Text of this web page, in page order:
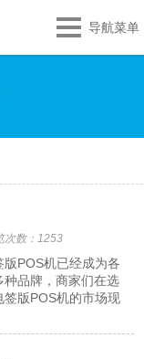
导航菜单
次数：1253
POS机已经成为各
品牌，商家们在选
版POS机的市场现